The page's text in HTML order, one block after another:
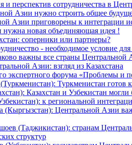
и перспектив сотрудничества в
Азии нужно строить общее
Азии приговорены к интеграции
новая объединяющая идея !
соперники или партнеры?
- необходимое условие
важны все страны Центральной
Азии: взгляд из Казахстана
экспертного форума «Проблемы и
Туркменистан
Казахстан и Узбекистан
к региональной
(Кыргызстан): Центральной Азии
(Таджикистан): странам
структур